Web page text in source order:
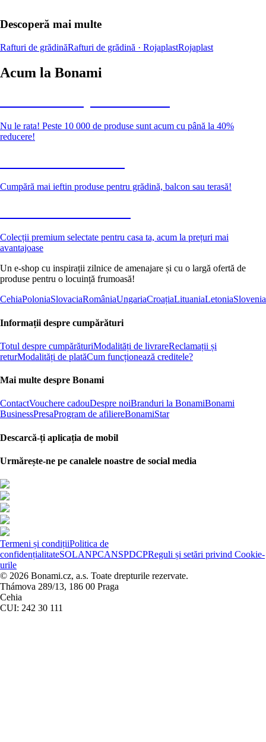
Descoperă mai multe
Rafturi de grădinăRafturi de grădină · RojaplastRojaplast
Acum la Bonami
Nu le rata! Peste 10 000 de produse sunt acum cu până la 40%
reducere!
Cumpără mai ieftin produse pentru grădină, balcon sau terasă!
Colecții premium selectate pentru casa ta, acum la prețuri mai
avantajoase
Un e-shop cu inspirații zilnice de amenajare și cu o largă ofertă de
produse pentru o locuință frumoasă!
CehiaPoloniaSlovaciaRomâniaUngariaCroațiaLituaniaLetoniaSlovenia
Informații despre cumpărături
Totul despre cumpărăturiModalități de livrareReclamații și
returModalități de platăCum funcționează creditele?
Mai multe despre Bonami
ContactVouchere cadouDespre noiBranduri la BonamiBonami
BusinessPresaProgram de afiliereBonamiStar
Descarcă-ți aplicația de mobil
Urmărește-ne pe canalele noastre de social media
Termeni și condițiiPolitica de
confidențialitateSOLANPCANSPDCPReguli și setări privind Cookie-
urile
© 2026 Bonami.cz, a.s. Toate drepturile rezervate.
Thámova 289/13, 186 00 Praga
Cehia
CUI: 242 30 111